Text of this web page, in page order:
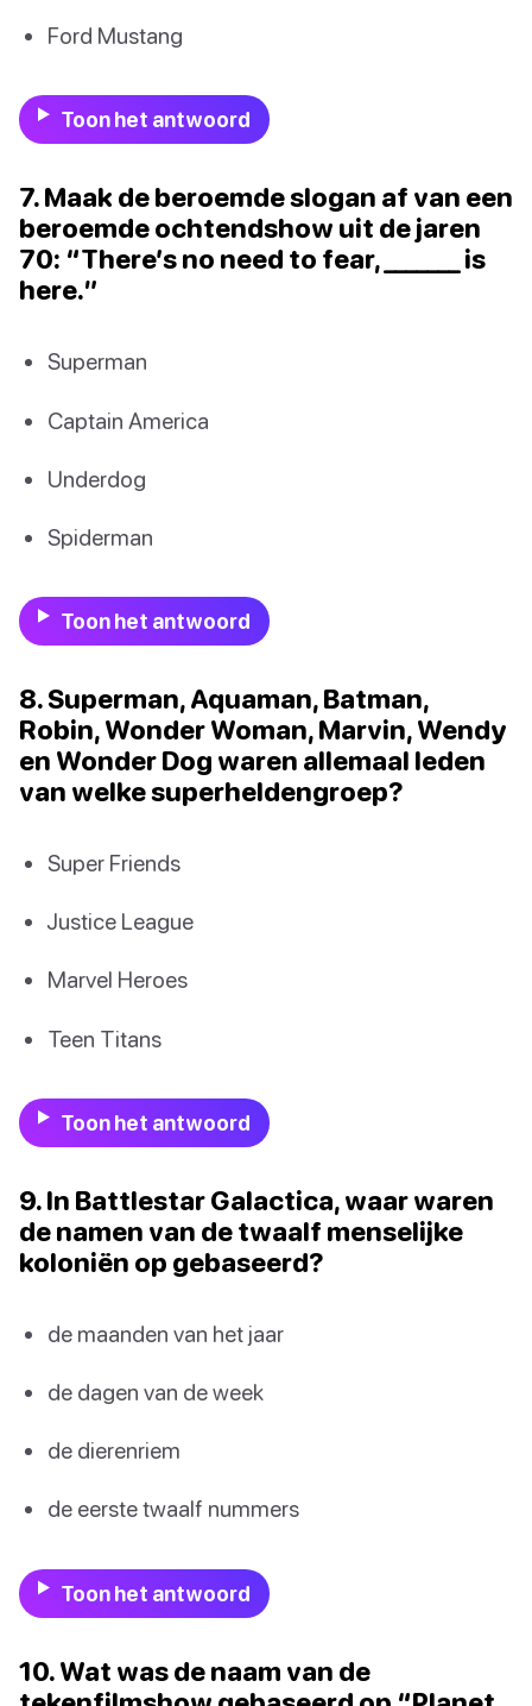
Ford Mustang
Toon het antwoord
7. Maak de beroemde slogan af van een
beroemde ochtendshow uit de jaren
70: “There’s no need to fear, _______ is
here.”
Superman
Captain America
Underdog
Spiderman
Toon het antwoord
8. Superman, Aquaman, Batman,
Robin, Wonder Woman, Marvin, Wendy
en Wonder Dog waren allemaal leden
van welke superheldengroep?
Super Friends
Justice League
Marvel Heroes
Teen Titans
Toon het antwoord
9. In Battlestar Galactica, waar waren
de namen van de twaalf menselijke
koloniën op gebaseerd?
de maanden van het jaar
de dagen van de week
de dierenriem
de eerste twaalf nummers
Toon het antwoord
10. Wat was de naam van de